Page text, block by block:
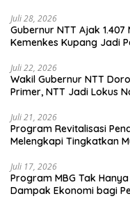
Juli 28, 2026
Gubernur NTT Ajak
Kemenkes Kupang Jadi
Juli 22, 2026
Wakil Gubernur NTT
Primer, NTT Jadi Lokus
Juli 21, 2026
Program Revitalisasi
Melengkapi Tingkatkan
Juli 17, 2026
Program MBG Tak
Dampak Ekonomi bagi